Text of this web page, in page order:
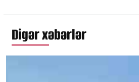
Digər xəbərlər